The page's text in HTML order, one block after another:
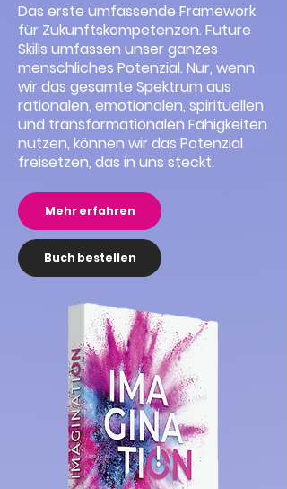
Das erste umfassende Framework
für Zukunftskompetenzen. Future
Skills umfassen unser ganzes
menschliches Potenzial. Nur, wenn
wir das gesamte Spektrum aus
rationalen, emotionalen, spirituellen
und transformationalen Fähigkeiten
nutzen, können wir das Potenzial
freisetzen, das in uns steckt.
Mehr erfahren
Buch bestellen